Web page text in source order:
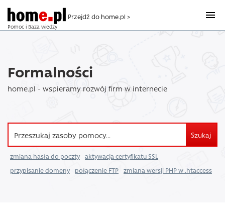
Pomoc i Baza wiedzy
Przejdź do home.pl >
Formalności
home.pl - wspieramy rozwój firm w internecie
Szukaj
zmiana hasła do poczty
aktywacja certyfikatu SSL
przypisanie domeny
połączenie FTP zmiana wersji PHP w .htaccess